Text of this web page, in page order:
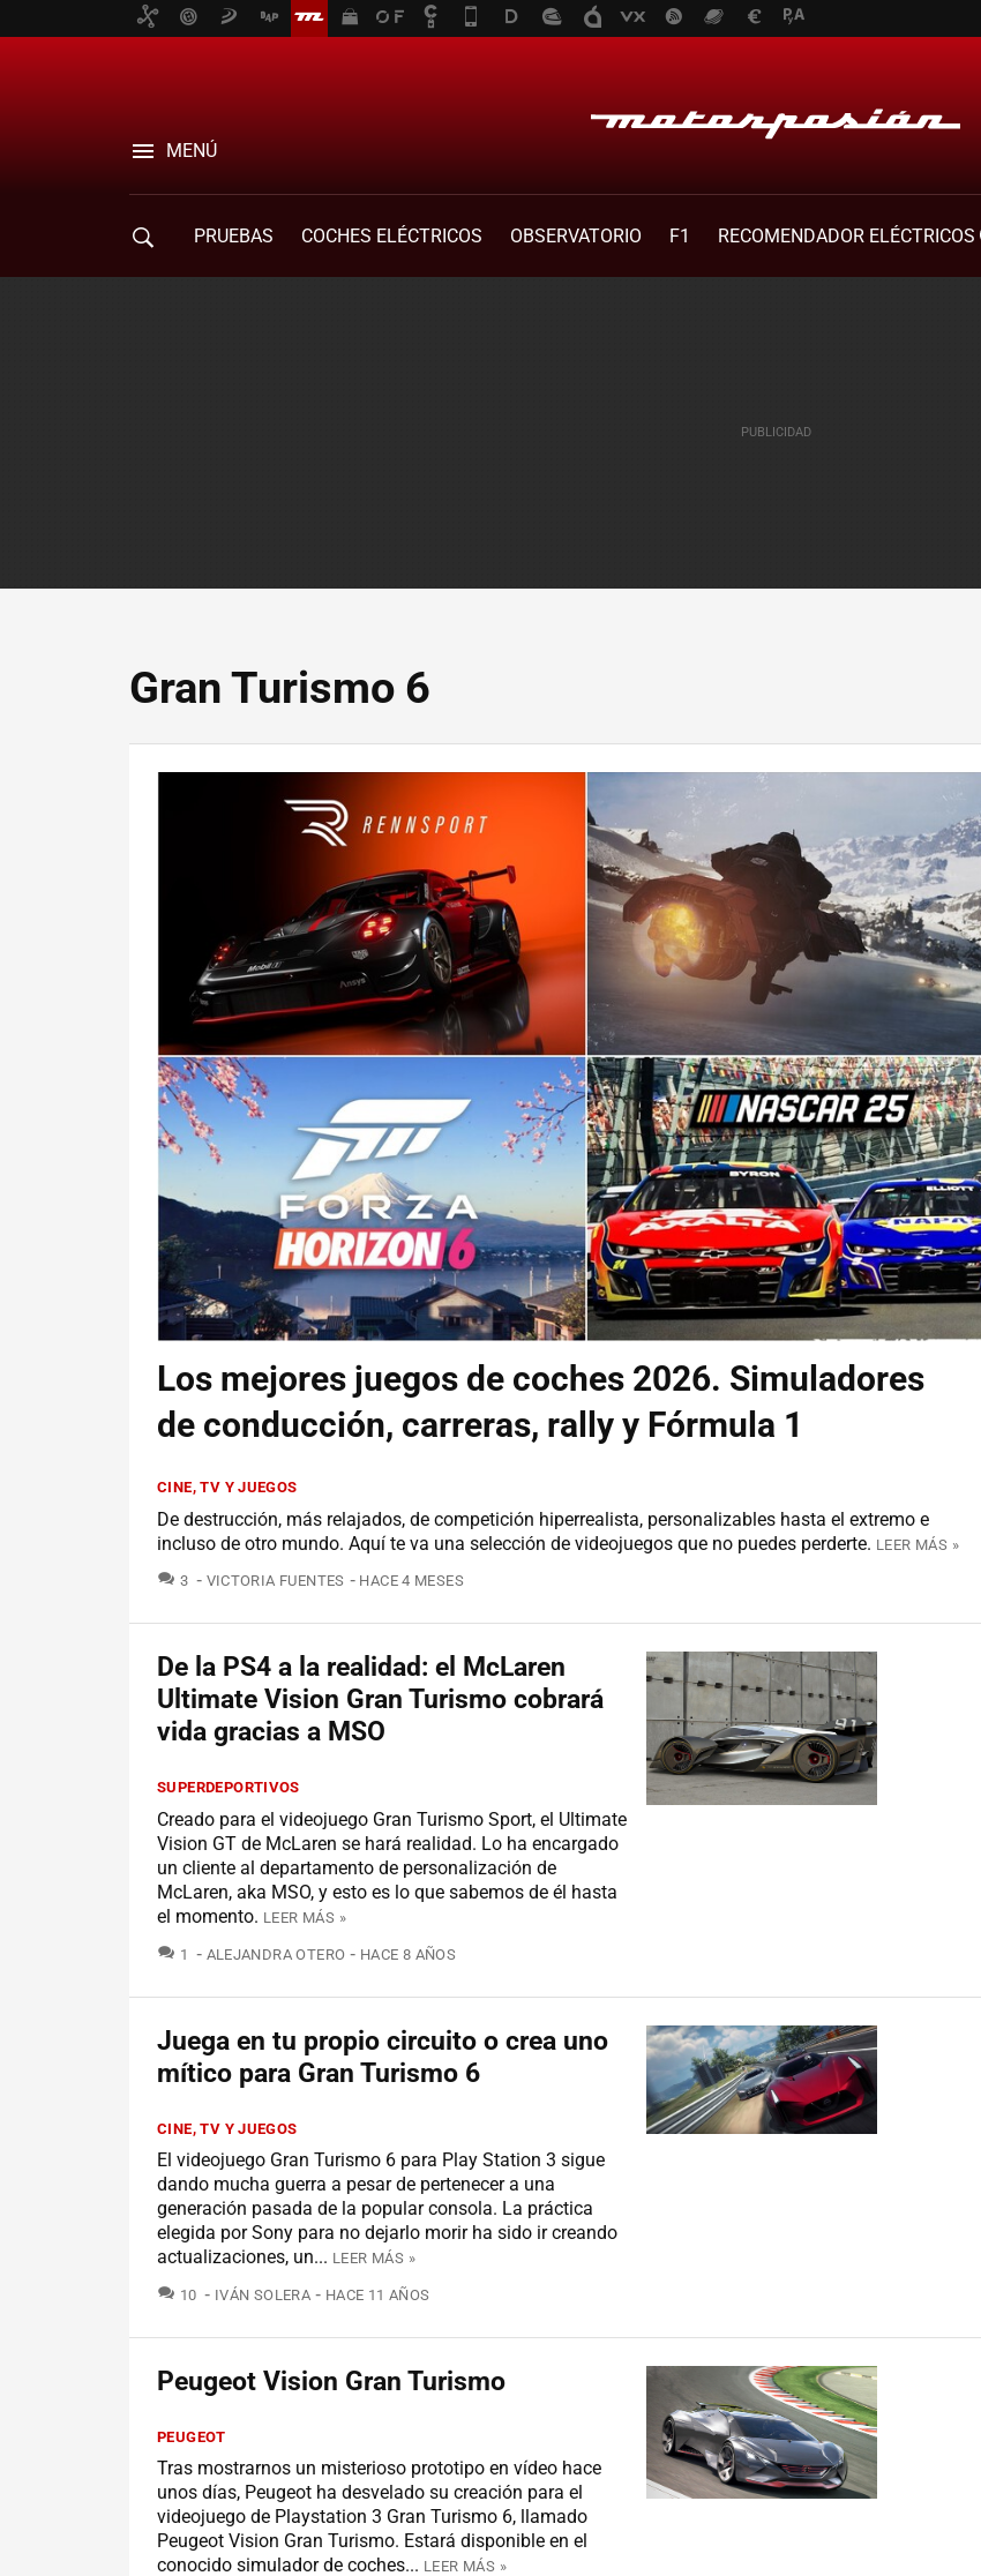
MENÚ
PRUEBAS COCHES ELÉCTRICOS OBSERVATORIO F1
RECOMENDADOR ELÉCTRICOS
Gran Turismo 6
Los mejores juegos de coches 2026. Simuladores
de conducción, carreras, rally y Fórmula 1
CINE, TV Y JUEGOS
De destrucción, más relajados, de competición hiperrealista, personalizables hasta el extremo e
incluso de otro mundo. Aquí te va una selección de videojuegos que no puedes perderte. LEER MÁS »
3 COMENTARIOS
VICTORIA FUENTES HACE 4 MESES
De la PS4 a la realidad: el McLaren
Ultimate Vision Gran Turismo cobrará
vida gracias a MSO
SUPERDEPORTIVOS
Creado para el videojuego Gran Turismo Sport, el Ultimate
Vision GT de McLaren se hará realidad. Lo ha encargado
un cliente al departamento de personalización de
McLaren, aka MSO, y esto es lo que sabemos de él hasta
el momento. LEER MÁS »
1 COMENTARIOS
ALEJANDRA OTERO HACE 8 AÑOS
Juega en tu propio circuito o crea uno
mítico para Gran Turismo 6
CINE, TV Y JUEGOS
El videojuego Gran Turismo 6 para Play Station 3 sigue
dando mucha guerra a pesar de pertenecer a una
generación pasada de la popular consola. La práctica
elegida por Sony para no dejarlo morir ha sido ir creando
actualizaciones, un... LEER MÁS »
10 COMENTARIOS
IVÁN SOLERA HACE 11 AÑOS
Peugeot Vision Gran Turismo
PEUGEOT
Tras mostrarnos un misterioso prototipo en vídeo hace
unos días, Peugeot ha desvelado su creación para el
videojuego de Playstation 3 Gran Turismo 6, llamado
Peugeot Vision Gran Turismo. Estará disponible en el
conocido simulador de coches... LEER MÁS »